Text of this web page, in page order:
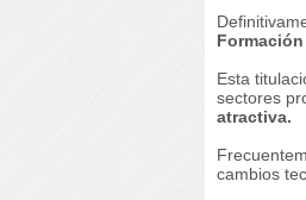
Esta
sectores
atractiva.
cambios